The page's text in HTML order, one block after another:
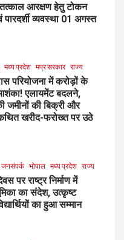
आरक्षण हेतु टोकन
व्यवस्था 01 अगस्त
मध्य प्रदेश मप्र सरकार राज्य
परियोजना में करोड़ों के
एलायमेंट बदलने,
जमीनों की बिक्री और
खरीद-फरोख्त पर उठे
जनसंपर्क भोपाल मध्य प्रदेश राज्य
पर राष्ट्र निर्माण में
का संदेश, उत्कृष्ट
का हुआ सम्मान